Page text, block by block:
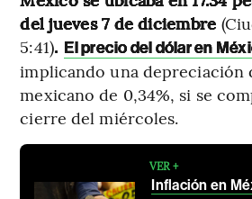
del jueves 7 de diciembre
5:41). El precio del dólar en
implicando una depreciación
mexicano de 0,34%, si se
cierre del miércoles.
VER +
Inflación en